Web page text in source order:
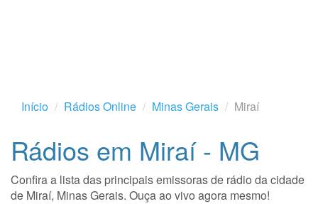
Início Rádios Online Minas Gerais Miraí
Rádios em Miraí - MG
Confira a lista das principais emissoras de rádio da cidade
de Miraí, Minas Gerais. Ouça ao vivo agora mesmo!